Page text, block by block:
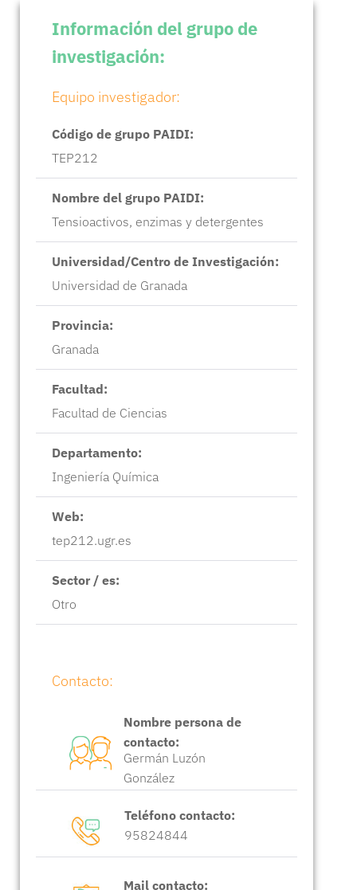
Información del grupo de
investigación:
Equipo investigador:
Código de grupo PAIDI:
TEP212
Nombre del grupo PAIDI:
Tensioactivos, enzimas y detergentes
Universidad/Centro de Investigación:
Universidad de Granada
Provincia:
Granada
Facultad:
Facultad de Ciencias
Departamento:
Ingeniería Química
Web:
tep212.ugr.es
Sector / es:
Otro
Contacto:
Nombre persona de
contacto:
Germán Luzón
González
Teléfono contacto:
95824844
Mail contacto: